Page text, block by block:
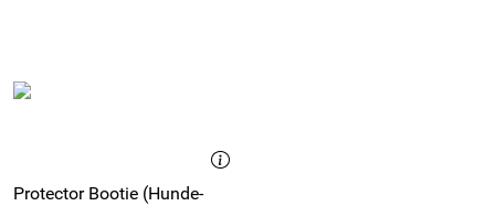
Protector Bootie (Hunde-